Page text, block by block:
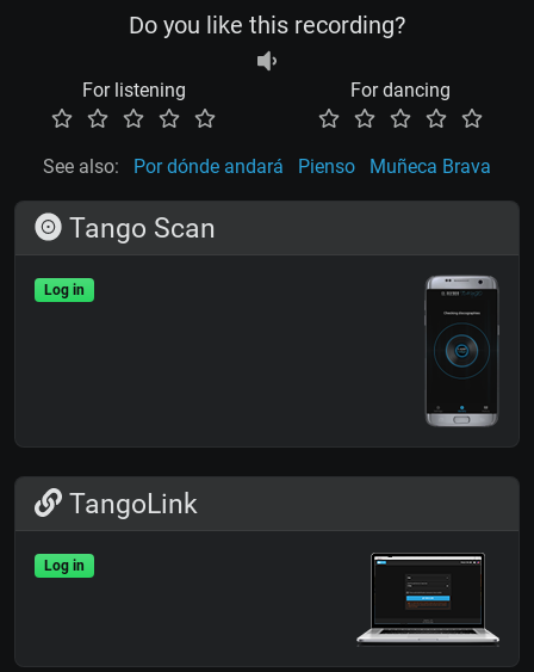
Do you like this recording?
For listening For dancing
See also: Por dónde andará Pienso Muñeca Brava
Tango Scan
Log in
TangoLink
Log in